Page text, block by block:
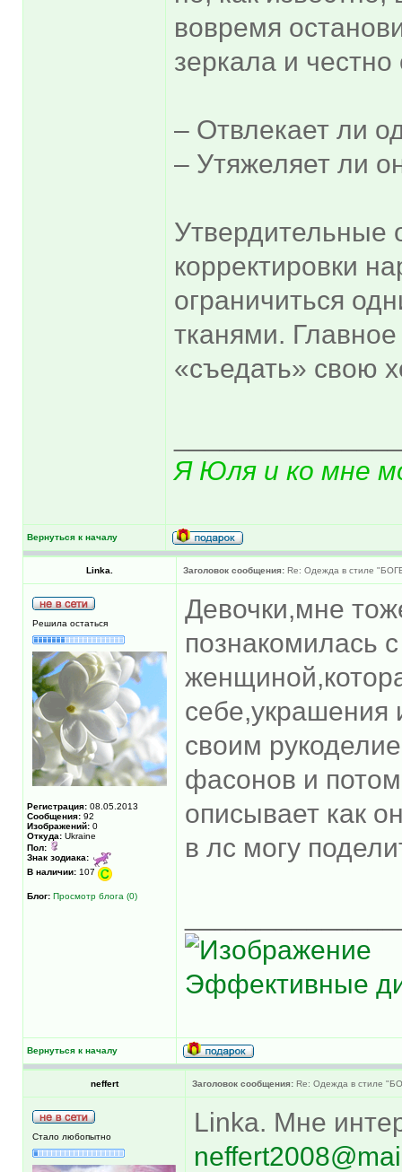
вовремя
зеркала и
– Отвлекает ли
– Утяжеляет ли
Утвердительные
корректировки
ограничиться
тканями.
«съедать» свою
Я Юля и ко мне
Вернуться к началу
Linka. Заголовок сообщения: Re: Одежда в стиле
Решила остаться
Регистрация: 08.05.2013
Сообщения: 92
Изображений: 0
Откуда: Ukraine
Пол:
Знак зодиака:
В наличии: 107
Блог: Просмотр блога (0)
Девочки,мне
познакомилась
себе,украшения
своим
фасонов и
описывает как
в лс могу
Эффективные
Вернуться к началу
neffert Заголовок сообщения: Re: Одежда в стиле
Стало любопытно
Linka. Мне